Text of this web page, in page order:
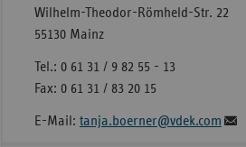
Wilhelm-Theodor-Römheld-Str. 22
55130 Mainz
Tel.: 0 61 31 / 9 82 55 - 13
Fax: 0 61 31 / 83 20 15
E-Mail: tanja.boerner@vdek.com